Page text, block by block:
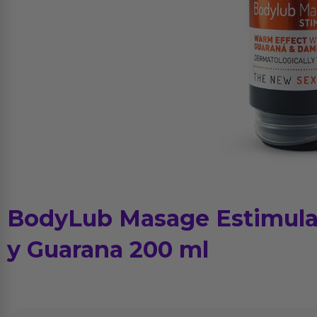
BodyLub Masage
y Guarana 200 ml